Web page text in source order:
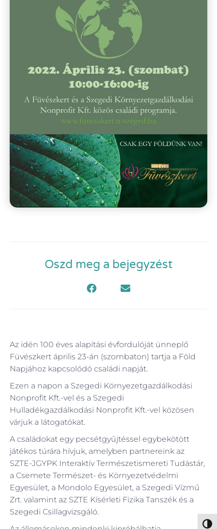
Oszd meg a bejegyzést
Az idén 100 éves alapítási évfordulóját ünneplő
Füvészkert április 23-án (szombaton) tartja a Föld
Napjához kapcsolódó családi napját.
Ezen a napon a Szegedi Környezetgazdálkodási
Nonprofit Kft.-vel és a Szegedi
Hulladékgazdálkodási Nonprofit Kft.-vel közösen
várjuk a látogatókat.
A családokat egy pecsétgyűjtéssel egybekötött
játékos túrára hívjuk, amelyben partnereink az
SZTE-JGYPK Interaktív Természetismereti Tudástár,
a Csemete Természet- és Környezetvédelmi
Egyesület, a Mondolo Egyesület, a Szegedi Vízmű
Zrt. valamint az SZTE Kísérleti Fizika Tanszék és a
Szegedi Csillagvizsgáló.